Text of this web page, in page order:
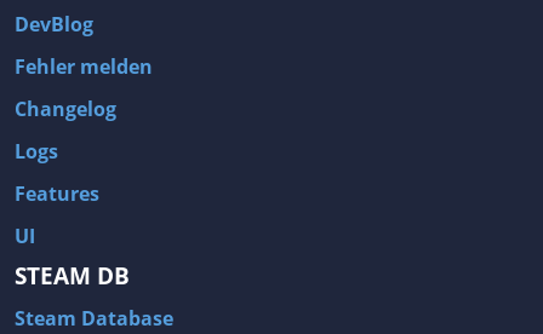
DevBlog
Fehler melden
Changelog
Logs
Features
UI
STEAM DB
Steam Database